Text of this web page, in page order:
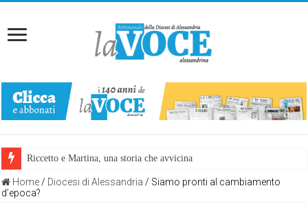
Riccetto e Martina, una storia che avvicina
Home / Diocesi di Alessandria / Siamo pronti al cambiamento
d’epoca?